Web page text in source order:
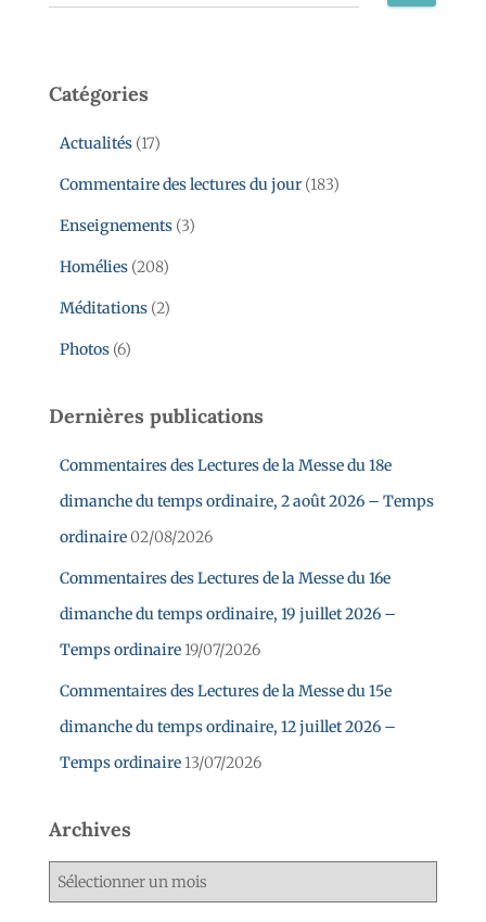
Catégories
Actualités (17)
Commentaire des lectures du jour (183)
Enseignements (3)
Homélies (208)
Méditations (2)
Photos (6)
Dernières publications
Commentaires des Lectures de la Messe du 18e
dimanche du temps ordinaire, 2 août 2026 – Temps
ordinaire02/08/2026
Commentaires des Lectures de la Messe du 16e
dimanche du temps ordinaire, 19 juillet 2026 –
Temps ordinaire 19/07/2026
Commentaires des Lectures de la Messe du 15e
dimanche du temps ordinaire, 12 juillet 2026 –
Temps ordinaire 13/07/2026
Archives